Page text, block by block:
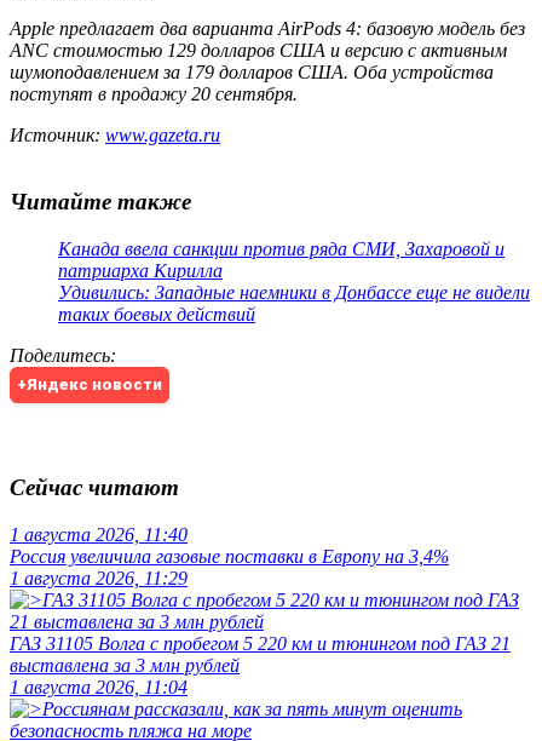
Apple предлагает два варианта AirPods 4: базовую модель без
ANC стоимостью 129 долларов США и версию с активным
шумоподавлением за 179 долларов США. Оба устройства
поступят в продажу 20 сентября.
Источник: www.gazeta.ru
Читайте также
Канада ввела санкции против ряда СМИ, Захаровой и
патриарха Кирилла
Удивились: Западные наемники в Донбассе еще не видели
таких боевых действий
Поделитесь:
+Яндекс новости
Сейчас читают
1 августа 2026, 11:40
Россия увеличила газовые поставки в Европу на 3,4%
1 августа 2026, 11:29
ГАЗ 31105 Волга с пробегом 5 220 км и тюнингом под ГАЗ 21
выставлена за 3 млн рублей
1 августа 2026, 11:04